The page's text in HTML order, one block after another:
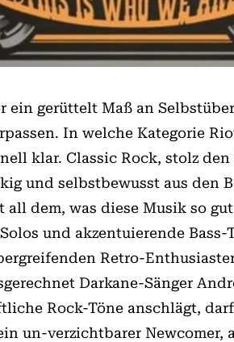
ein gerüttelt Maß an
In welche Kategorie
klar. Classic Rock, stolz
und selbstbewusst aus den
all dem, was diese Musik so
und akzentuierende
Retro-
Darkane-Sänger
Rock-Töne anschlägt,
un-verzichtbarer